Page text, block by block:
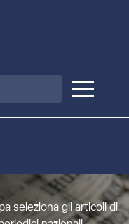
seleziona gli articoli di